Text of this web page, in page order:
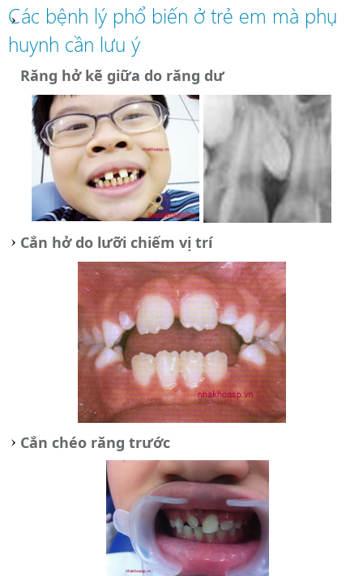
Các bệnh lý phổ biến ở trẻ em mà phụ
huynh cần lưu ý
Răng hở kẽ giữa do răng dư
Cắn hở do lưỡi chiếm vị trí
Cắn chéo răng trước